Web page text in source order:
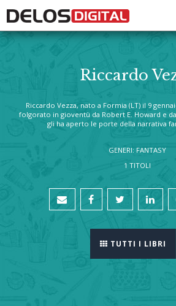
Riccardo
Riccardo Vezza, nato a Formia (LT) il 9
folgorato in gioventù da Robert E. Howard e
gli ha aperto le porte della narrativa
GENERI: FANTASY
1 TITOLI
TUTTI I LIBRI